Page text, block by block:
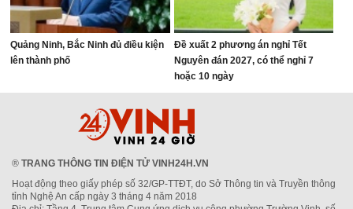
Quảng Ninh, Bắc Ninh đủ điều kiện
lên thành phố
Đề xuất 2 phương án nghỉ Tết
Nguyên đán 2027, có thể nghỉ 7
hoặc 10 ngày
® TRANG THÔNG TIN ĐIỆN TỬ VINH24H.VN
Hoạt động theo giấy phép số 32/GP-TTĐT, do Sở Thông tin và Truyền thông
tỉnh Nghệ An cấp ngày 3 tháng 4 năm 2018